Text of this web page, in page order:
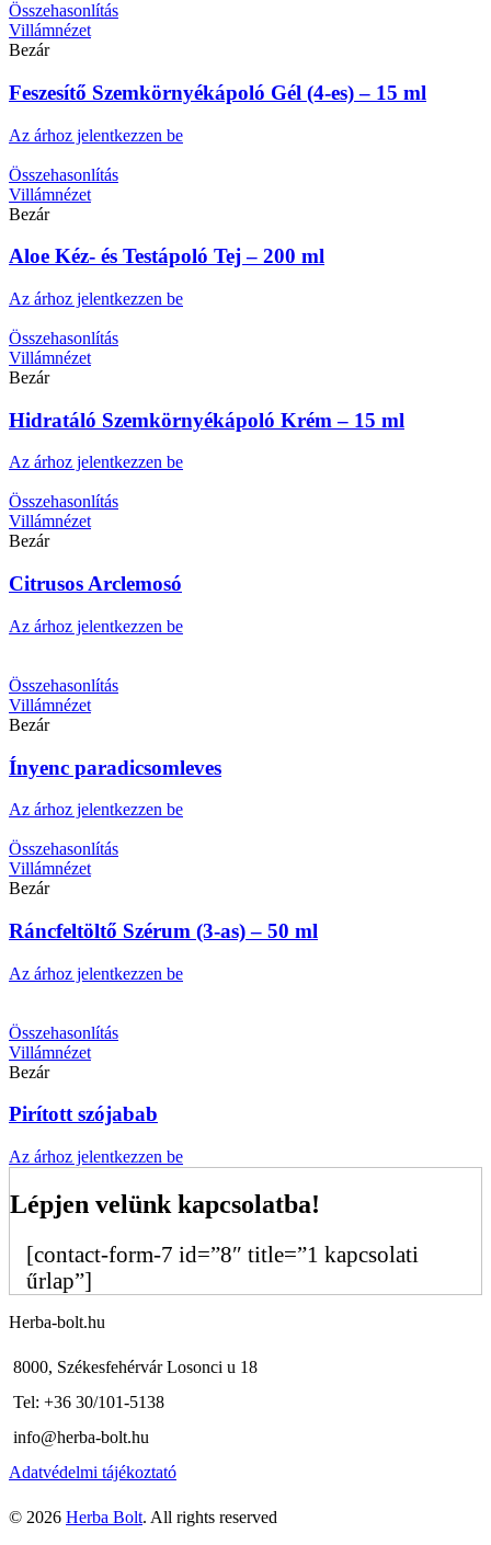
Összehasonlítás
Villámnézet
Bezár
Feszesítő Szemkörnyékápoló Gél (4-es) – 15 ml
Az árhoz jelentkezzen be
Összehasonlítás
Villámnézet
Bezár
Aloe Kéz- és Testápoló Tej – 200 ml
Az árhoz jelentkezzen be
Összehasonlítás
Villámnézet
Bezár
Hidratáló Szemkörnyékápoló Krém – 15 ml
Az árhoz jelentkezzen be
Összehasonlítás
Villámnézet
Bezár
Citrusos Arclemosó
Az árhoz jelentkezzen be
Összehasonlítás
Villámnézet
Bezár
Ínyenc paradicsomleves
Az árhoz jelentkezzen be
Összehasonlítás
Villámnézet
Bezár
Ráncfeltöltő Szérum (3-as) – 50 ml
Az árhoz jelentkezzen be
Összehasonlítás
Villámnézet
Bezár
Pirított szójabab
Az árhoz jelentkezzen be
Lépjen velünk kapcsolatba!
[contact-form-7 id=”8″ title=”1 kapcsolati
űrlap”]
Herba-bolt.hu
8000, Székesfehérvár Losonci u 18
Tel: +36 30/101-5138
info@herba-bolt.hu
Adatvédelmi tájékoztató
© 2026 Herba Bolt. All rights reserved